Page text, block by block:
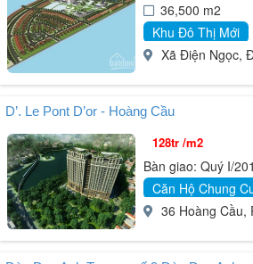
36,500 m2
Khu Đô Thị Mới
Xã Điện Ngọc,
D’. Le Pont D’or - Hoàng Cầu
128tr /m2
Bàn giao: Quý I/
Căn Hộ Chung
36 Hoàng Cầu,